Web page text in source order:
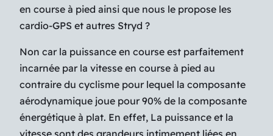
en course à pied ainsi que nous le propose les
cardio-GPS et autres Stryd ?
Non car la puissance en course est parfaitement
incarnée par la vitesse en course à pied au
contraire du cyclisme pour lequel la composante
aérodynamique joue pour 90% de la composante
énergétique à plat. En effet, La puissance et la